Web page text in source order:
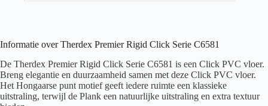
Informatie over Therdex Premier Rigid Click Serie C6581
De Therdex Premier Rigid Click Serie C6581 is een Click PVC vloer.
Breng elegantie en duurzaamheid samen met deze Click PVC vloer.
Het Hongaarse punt motief geeft iedere ruimte een klassieke
uitstraling, terwijl de Plank een natuurlijke uitstraling en extra textuur